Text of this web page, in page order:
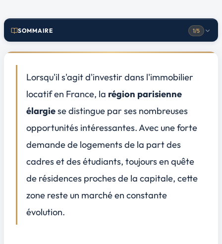
SOMMAIRE 1/5
Rouen
2 Évaluation des rendements par ville
Analyse des rendements locatifs à Reims
Retour sur investissement à Rouen
Conseils pratiques pour investir
Choisir le bon type de bien
Gestion locative et législation
Financement et aides disponibles
Conclusion
FAQ
Lorsqu'il s'agit d'investir dans l'immobilier
locatif en France, la région parisienne
élargiese distingue par ses nombreuses
opportunités intéressantes. Avec une forte
demande de logements de la part des
cadres et des étudiants, toujours en quête
de résidences proches de la capitale, cette
zone reste un marché en constante
évolution.